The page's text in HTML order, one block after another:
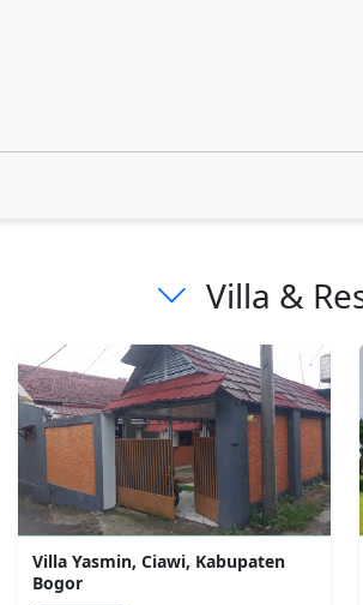
Villa &
Villa Yasmin, Ciawi, Kabupaten
Bogor